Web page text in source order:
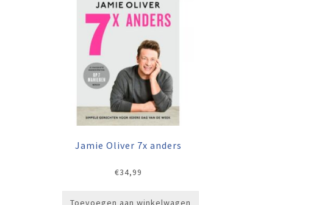
Jamie Oliver 7x anders
€34,99
Toevoegen aan winkelwagen